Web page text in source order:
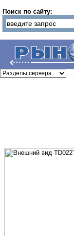
Поиск по сайту: